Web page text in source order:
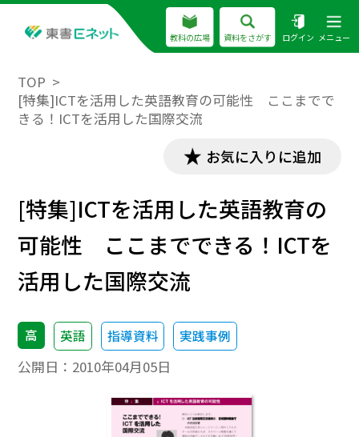
教科の広場 資料をさがす ログイン メニュー
TOP
[特集]ICTを活用した英語教育の可能性 ここまでで
きる！ICTを活用した国際交流
お気に入りに追加
[特集]ICTを活用した英語教育の
可能性 ここまでできる！ICTを
活用した国際交流
高 英語 指導資料 実践事例
公開日： 2010年04月05日